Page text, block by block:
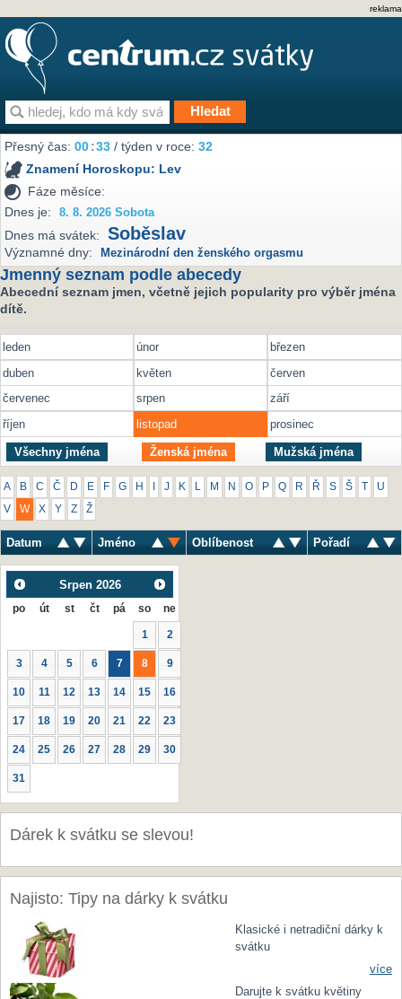
reklama
Přesný čas:00:33 / týden v roce:32
Znamení Horoskopu: Lev
Fáze měsíce:
Dnes je:
8. 8. 2026 Sobota
Dnes má svátek: Soběslav
Významné dny: Mezinárodní den ženského orgasmu
Jmenný seznam podle abecedy
Abecední seznam jmen, včetně jejich popularity pro výběr jména
dítě.
leden únor
březen
duben
květen
červen
červenec
srpen
září
říjen
listopad prosinec
Všechny jména Ženská jména Mužská jména
A B C Č D E F G H J K M N O P Q R Ř S Š U
V W X Y Z Ž
Datum Jméno Oblíbenost Pořadí
Srpen 2026
po út st čt pá so ne
1 2
3 4 5 6 7 8 9
10 11 12 13 14 15 16
17 18 19 20 21 22 23
24 25 26 27 28 29 30
31
Dárek k svátku se slevou!
Najisto: Tipy na dárky k svátku
Klasické i netradiční dárky k
svátku
více
Darujte k svátku květiny